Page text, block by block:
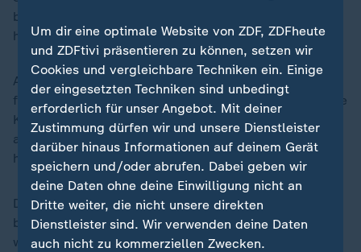
belastenden Jobs wie im Gesundheitsbereich soll es
höhere Zuschläge geben.
Außerdem wollen die Gewerkschaften drei zusätzliche
freie Tage aushandeln. Die Arbeitgeber - besonders die
Kommunen - warnen vor einer Überlastung und weisen
auf die hohen Schulden vieler Städte und Gemeinden
hin.
Die Arbeitgeber legten in zwei Verhandlungsrunden
bisher kein Angebot vor. Besonders die Kommunen
warnen vor einer Überlastung und weisen auf die
Um dir eine optimale Website von ZDF, ZDFheute
und ZDFtivi präsentieren zu können, setzen wir
Cookies und vergleichbare Techniken ein. Einige
der eingesetzten Techniken sind unbedingt
erforderlich für unser Angebot. Mit deiner
Zustimmung dürfen wir und unsere Dienstleister
darüber hinaus Informationen auf deinem Gerät
speichern und/oder abrufen. Dabei geben wir
deine Daten ohne deine Einwilligung nicht an
Dritte weiter, die nicht unsere direkten
Dienstleister sind. Wir verwenden deine Daten
auch nicht zu kommerziellen Zwecken.